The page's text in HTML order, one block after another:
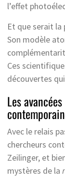
l’effet
Et que serait la
Son modèle
Ces
découvertes
Les
Avec le relais
chercheurs
Zeilinger, et
mystères de la